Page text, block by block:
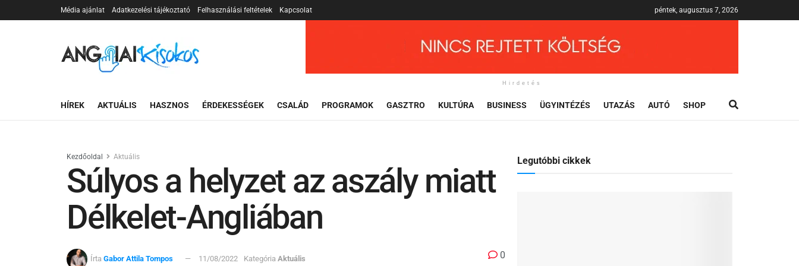
Média ajánlat Adatkezelési tájékoztató Felhasználási feltételek Kapcsolat péntek, augusztus 7, 2026
Hirdetés
HÍREK AKTUÁLIS HASZNOS ÉRDEKESSÉGEK CSALÁD PROGRAMOK GASZTRO KULTÚRA BUSINESS ÜGYINTÉZÉS UTAZÁS AUTÓ SHOP
Kezdőoldal Aktuális
Súlyos a helyzet az aszály miatt
Délkelet-Angliában
Írta Gabor Attila Tompos 11/08/2022 Kategória Aktuális 0
Legutóbbi cikkek